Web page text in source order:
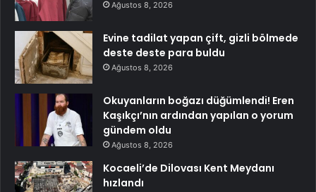
Ağustos 8, 2026
Evine tadilat yapan çift, gizli bölmede
deste deste para buldu
Ağustos 8, 2026
Okuyanların boğazı düğümlendi! Eren
Kaşıkçı’nın ardından yapılan o yorum
gündem oldu
Ağustos 8, 2026
Kocaeli’de Dilovası Kent Meydanı
hızlandı